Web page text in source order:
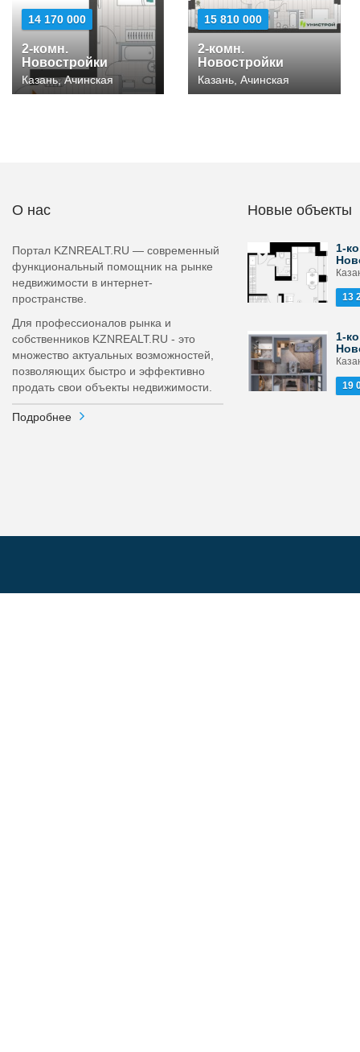
14 170 000
2-комн.
Новостройки
Казань, Ачинская
15 810 000
2-комн.
Новостройки
Казань, Ачинская
О нас
Портал KZNREALT.RU — современный
функциональный помощник на рынке
недвижимости в интернет-
пространстве.
Для профессионалов рынка и
собственников KZNREALT.RU - это
множество актуальных возможностей,
позволяющих быстро и эффективно
продать свои объекты недвижимости.
Подробнее
Новые объекты
1-
13
1-
19